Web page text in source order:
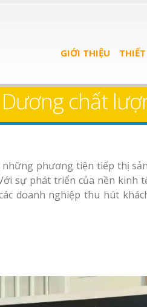
GIỚI THIỆU
chất
phương tiện tiếp thị
sự phát triển của nền kinh
doanh nghiệp thu hút